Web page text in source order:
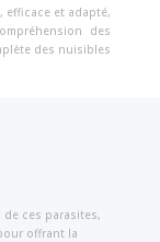
et adapté,
des
des nuisibles
ces parasites,
offrant la